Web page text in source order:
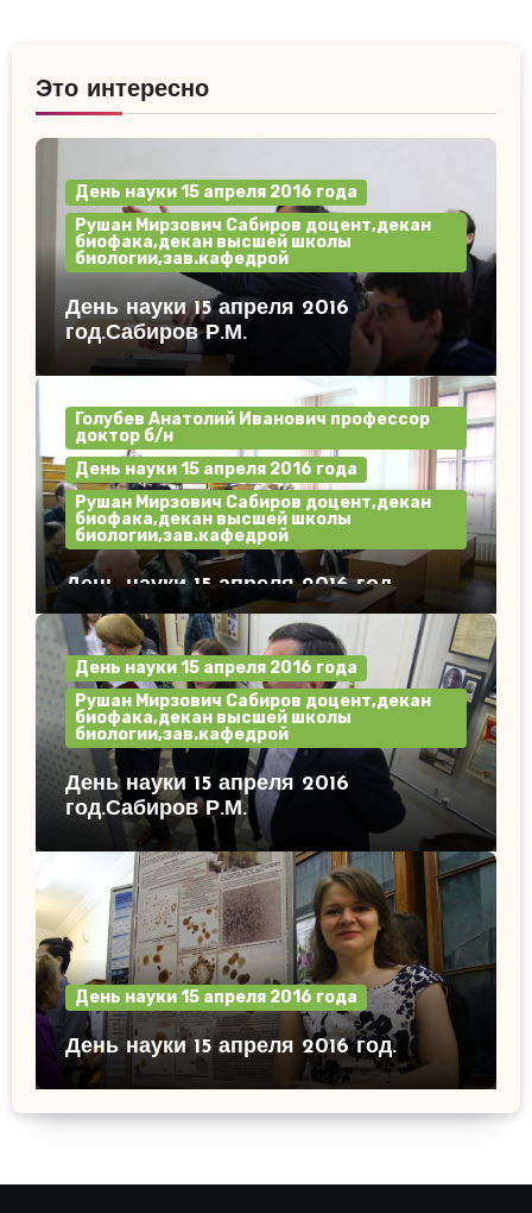
Это интересно
День науки 15 апреля 2016 года
Рушан Мирзович Сабиров доцент,декан
биофака,декан высшей школы
биологии,зав.кафедрой
День науки 15 апреля 2016
год.Сабиров Р.М.
Голубев Анатолий Иванович профессор
доктор б/н
День науки 15 апреля 2016 года
Рушан Мирзович Сабиров доцент,декан
биофака,декан высшей школы
биологии,зав.кафедрой
День науки 15 апреля 2016 год.
День науки 15 апреля 2016 года
Рушан Мирзович Сабиров доцент,декан
биофака,декан высшей школы
биологии,зав.кафедрой
День науки 15 апреля 2016
год.Сабиров Р.М.
День науки 15 апреля 2016 года
День науки 15 апреля 2016 год.